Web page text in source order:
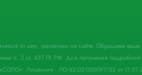
от цен, указанных на сайте. Обращаем
п. 2 ст. 437 ГК РФ. Для получения подробной
Лицензия - ЛО-52-02-000097/22 от